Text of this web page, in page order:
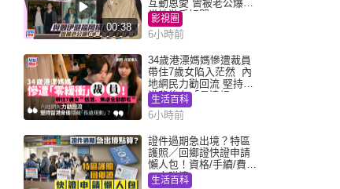
00:38
互動恩愛 曾被老公爆在
當地游手好閒
影視圈
6小時前
34歲港漂媽媽慘遭裁員
帶住7歲女陷入茫然 內
地網民力勸回流 堅持留
港背後有「長遠規
劃」？
生活百科
6小時前
證件過期急出境？特區
護照／回鄉證快證申請
懶人包！資格/手續/費用
一文睇清
生活百科